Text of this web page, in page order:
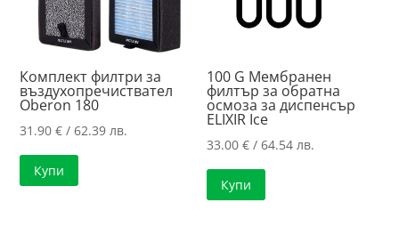
Комплект филтри за
въздухопречиствател
Oberon 180
31.90€ / 62.39 лв.
Купи
100 G Мембранен
филтър за обратна
осмоза за диспенсър
ELIXIR Ice
33.00€ / 64.54 лв.
Купи